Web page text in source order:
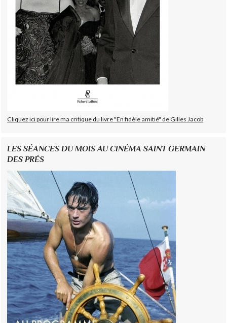
Cliquez ici pour lire ma critique du livre "En fidèle amitié" de Gilles Jacob
LES SÉANCES DU MOIS AU CINÉMA SAINT GERMAIN
DES PRÉS